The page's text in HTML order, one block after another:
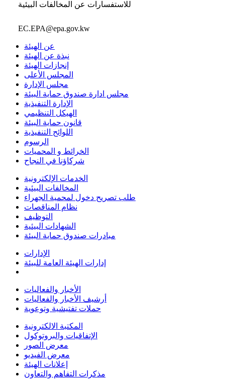
للاستفسارات عن المخالفات البيئية
EC.EPA@epa.gov.kw
عن الهيئة
نبذة عن الهيئة
إنجازات الهيئة
المجلس الأعلى
مجلس الإدارة
مجلس ادارة صندوق حماية البيئة
الإدارة التنفيذية
الهيكل التنظيمي
قانون حماية البيئة
اللوائح التنفيذية
الرسوم
الخرائط و المحميات
شركاؤنا في النجاح
الخدمات الإلكترونية
المخالفات البيئية
طلب تصريح دخول لمحمية الجهراء
نظام المناقصات
التوظيف
الشهادات البيئية
مبادرات صندوق حماية البيئة
الإدارات
إدارات الهيئة العامة للبيئة
الأخبار والفعاليات
أرشيف الأخبار والفعاليات
حملات تفتيشية وتوعوية
المكتبة الالكترونية
الإتفاقيات والبروتوكول
معرض الصور
معرض الفيديو
إعلانات الهيئة
مذكرات التفاهم والتعاون